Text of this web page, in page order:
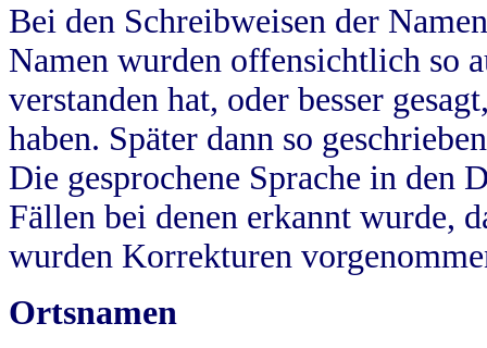
Bei den Schreibweisen der
Namen wurden offensichtlich so
verstanden hat, oder besser
haben. Später dann so
Die gesprochene Sprache in
Fällen bei denen erkannt wurde,
wurden Korrekturen
Ortsnamen